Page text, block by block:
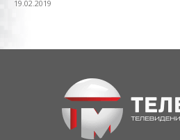
19.02.2019